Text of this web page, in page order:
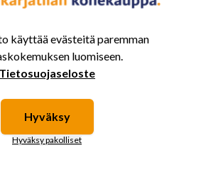
käyttää evästeitä paremman
luomiseen.
Tietosuojaseloste
Hyväksy
Hyväksy pakolliset